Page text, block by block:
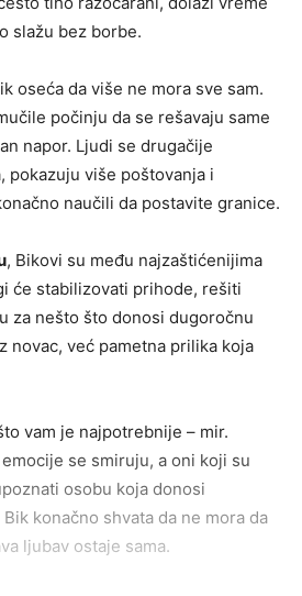
slažu bez borbe.
oseća da više ne mora sve sam.
počinju da se rešavaju same
napor. Ljudi se drugačije
pokazuju više poštovanja i
naučili da postavite granice.
, Bikovi su među najzaštićenijima
će stabilizovati prihode, rešiti
za nešto što donosi dugoročnu
novac, već pametna prilika koja
vam je najpotrebnije – mir.
se smiruju, a oni koji su
osobu koja donosi
konačno shvata da ne mora da
ljubav ostaje sama.